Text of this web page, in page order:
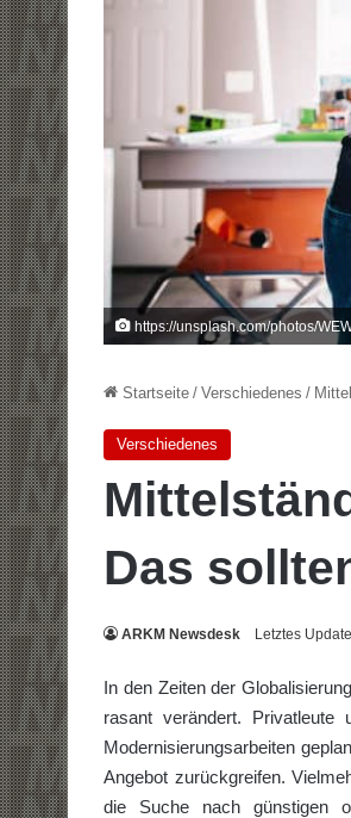
https://unsplash.com/photos/
Startseite / Verschiedenes /
Verschiedenes
Das
ARKM Newsdesk Letztes
In den Zeiten der
rasant verändert.
Modernisierungsarbeiten
Angebot zurückgreifen.
die Suche nach günstigen